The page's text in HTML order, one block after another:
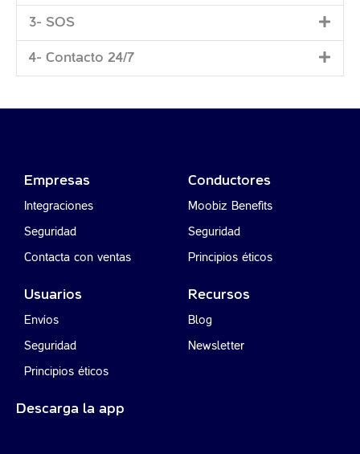
3- SOS
4- Contacto 24/7
Empresas
Integraciones
Seguridad
Contacta con ventas
Conductores
Moobiz Benefits
Seguridad
Principios éticos
Usuarios
Envíos
Seguridad
Principios éticos
Recursos
Blog
Newsletter
Descarga la app